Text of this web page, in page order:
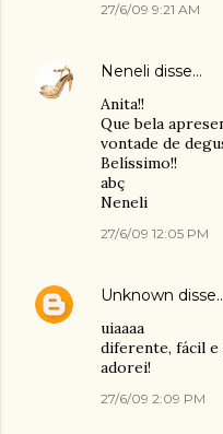
27/6/09 9:21 AM
Neneli disse…
Anita!!
Que bela
vontade de
Belíssimo!!
abç
Neneli
27/6/09 12:05 PM
Unknown
uiaaaa
diferente, fácil
adorei!
27/6/09 2:09 PM